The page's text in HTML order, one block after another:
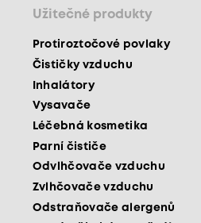
Užitečné produkty
Protiroztočové povlaky
Čističky vzduchu
Inhalátory
Vysavače
Léčebná kosmetika
Parní čističe
Odvlhčovače vzduchu
Zvlhčovače vzduchu
Odstraňovače alergenů